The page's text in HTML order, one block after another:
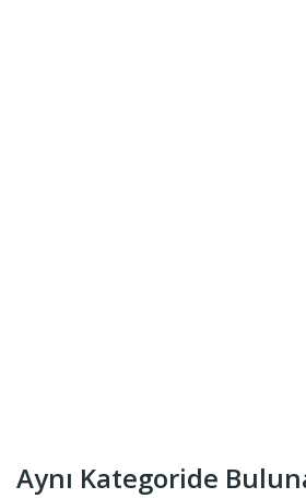
Aynı Kategoride